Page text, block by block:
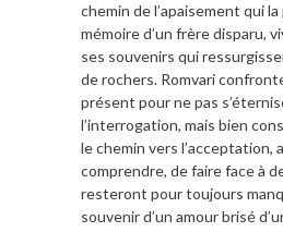
chemin de l’apaisement qui
mémoire d’un frère disparu,
ses souvenirs qui
de rochers. Romvari
présent pour ne pas
l’interrogation, mais bien
le chemin vers l’acceptation,
comprendre, de faire face à
resteront pour toujours
souvenir d’un amour brisé